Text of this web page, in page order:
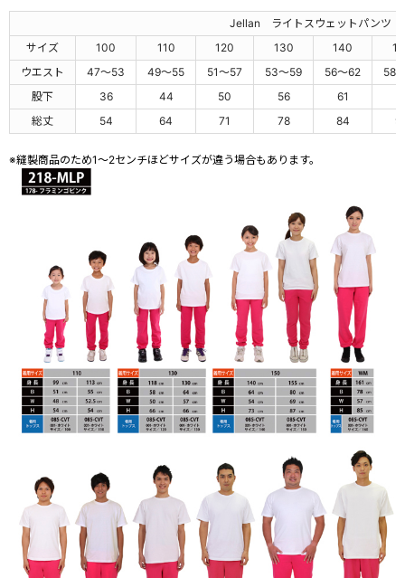
Jellan ライトスウェットパンツ
サイズ
100 110 120 130 140
ウエスト
47～53 49～55 51～57 53～59 56～62
58
股下
36 44 50 56 61
総丈
54 64 71 78 84
※縫製商品のため1～2センチほどサイズが違う場合もあります。